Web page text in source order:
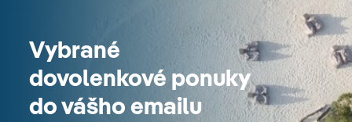
Vybrané
dovolenkové ponuky
do vášho emailu